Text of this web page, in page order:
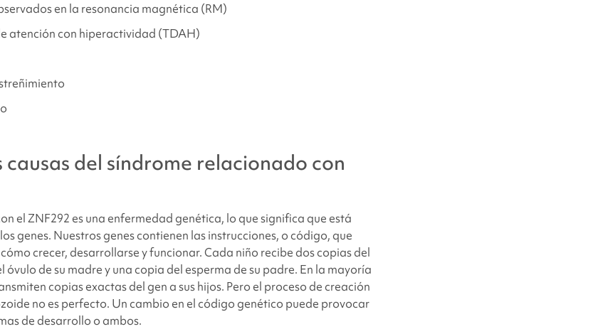
y desarrollo relacionados con elsíndrome ZNF292
relacionados con
apoyo y recursos?
en la resonancia magnética (RM)
atención con hiperactividad (TDAH)
causas del síndrome relacionado con
el ZNF292 es una enfermedad genética, lo que significa que está
genes. Nuestros genes contienen las instrucciones, o código, que
crecer, desarrollarse y funcionar. Cada niño recibe dos copias del
óvulo de su madre y una copia del esperma de su padre. En la mayoría
copias exactas del gen a sus hijos. Pero el proceso de creación
no es perfecto. Un cambio en el código genético puede provocar
de desarrollo o ambos.